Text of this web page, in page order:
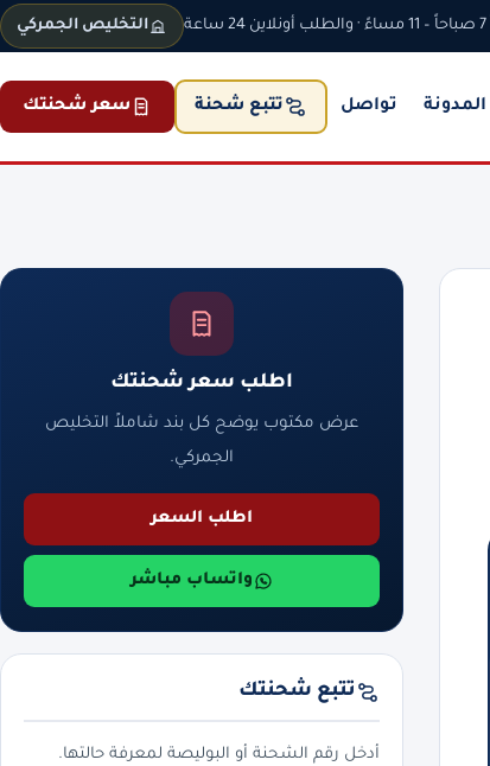
التخليص الجمركي
المدونة تواصل تتبع شحنة سعر شحنتك
اطلب سعر شحنتك
عرض مكتوب يوضح كل بند شاملاً التخليص
الجمركي.
اطلب السعر
واتساب مباشر
تتبع شحنتك
أدخل رقم الشحنة أو البوليصة لمعرفة حالتها.